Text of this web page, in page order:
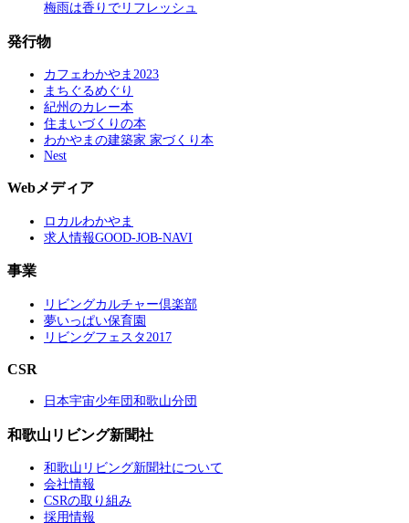
梅雨は香りでリフレッシュ
発行物
カフェわかやま2023
まちぐるめぐり
紀州のカレー本
住まいづくりの本
わかやまの建築家 家づくり本
Nest
Webメディア
ロカルわかやま
求人情報GOOD-JOB-NAVI
事業
リビングカルチャー倶楽部
夢いっぱい保育園
リビングフェスタ2017
CSR
日本宇宙少年団和歌山分団
和歌山リビング新聞社
和歌山リビング新聞社について
会社情報
CSRの取り組み
採用情報